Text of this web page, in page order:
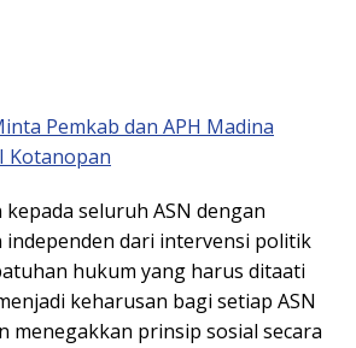
Pemkab dan APH Madina
Kotanopan
seluruh ASN dengan
dari intervensi politik
hukum yang harus ditaati
keharusan bagi setiap ASN
menegakkan prinsip sosial secara